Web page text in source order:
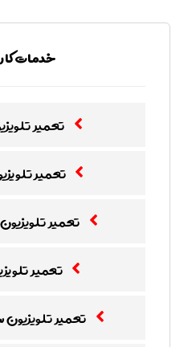
خدمات
تعمیر
تعمیر
تعمیر
تعمیر
تعمیر